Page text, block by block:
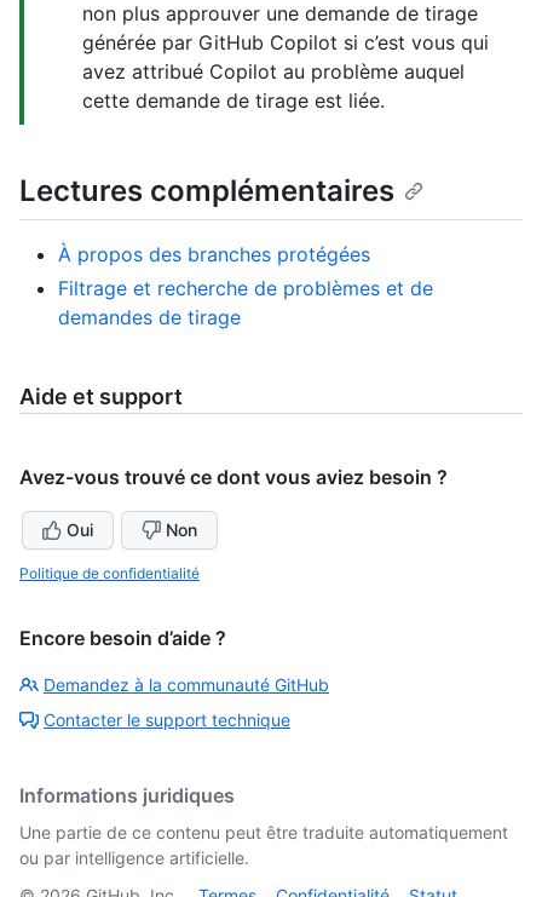
non plus approuver une demande de tirage
générée par GitHub Copilot si c’est vous qui
avez attribué Copilot au problème auquel
cette demande de tirage est liée.
Lectures complémentaires
À propos des branches protégées
Filtrage et recherche de problèmes et de
demandes de tirage
Aide et support
Avez-vous trouvé ce dont vous aviez besoin ?
Oui Non
Politique de confidentialité
Encore besoin d’aide ?
Demandez à la communauté GitHub
Contacter le support technique
Informations juridiques
Une partie de ce contenu peut être traduite automatiquement
ou par intelligence artificielle.